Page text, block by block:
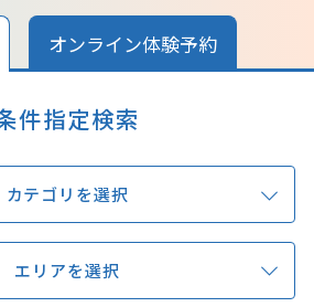
オンライン体験予約
件指定検索
カテゴリを選択
エリアを選択